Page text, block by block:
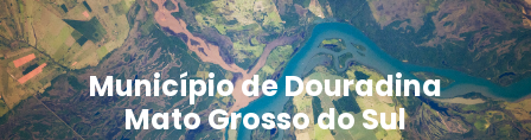
Município de Douradina
Mato Grosso do Sul